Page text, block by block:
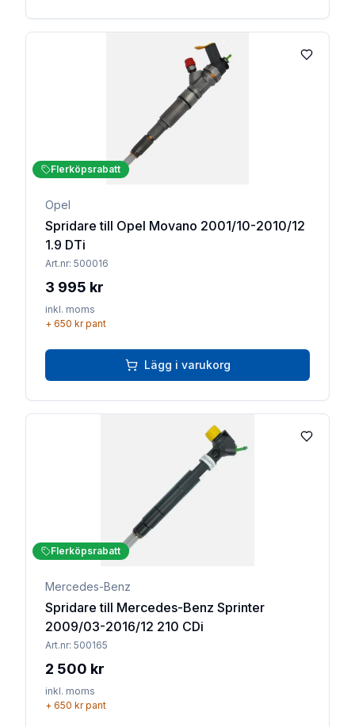
Lägg till
Flerköpsrabatt
Opel
Spridare till Opel Movano 2001/10-2010/12
1.9 DTi
Art.nr: 500016
3 995 kr
inkl. moms
+ 650 krpant
Lägg i varukorg
Lägg till
Flerköpsrabatt
Mercedes-Benz
Spridare till Mercedes-Benz Sprinter
2009/03-2016/12 210 CDi
Art.nr: 500165
2 500 kr
inkl. moms
+ 650 krpant